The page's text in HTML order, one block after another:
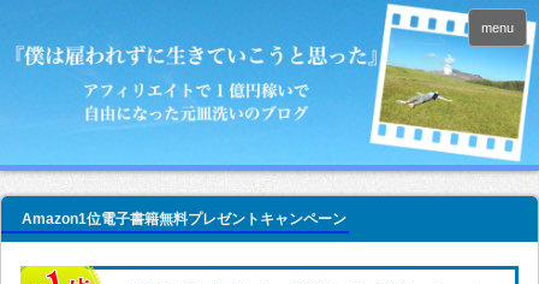
menu
Amazon1位電子書籍無料プレゼントキャンペーン